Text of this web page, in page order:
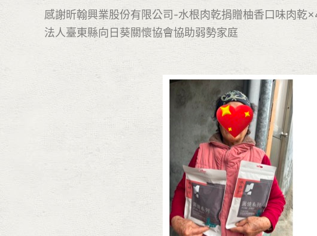
感謝昕翰興業股份有限公司-水根肉乾捐贈柚香口味肉
法人臺東縣向日葵關懷協會協助弱勢家庭